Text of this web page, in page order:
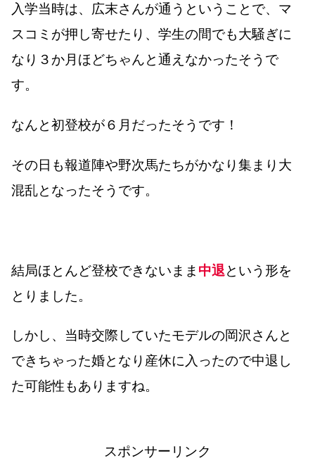
入学当時は、広末さんが通うということで、マ
スコミが押し寄せたり、学生の間でも大騒ぎに
なり３か月ほどちゃんと通えなかったそうで
す。
なんと初登校が６月だったそうです！
その日も報道陣や野次馬たちがかなり集まり大
混乱となったそうです。
結局ほとんど登校できないまま 中退という形を
とりました。
しかし、当時交際していたモデルの岡沢さんと
できちゃった婚となり産休に入ったので中退し
た可能性もありますね。
スポンサーリンク